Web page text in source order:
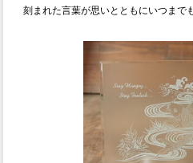
刻まれた言葉が思いとともにいつまで